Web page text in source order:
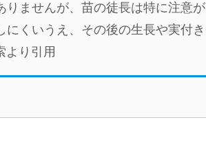
ませんが、苗の徒長は特に注意が
くいうえ、その後の生長や実付き
より引用